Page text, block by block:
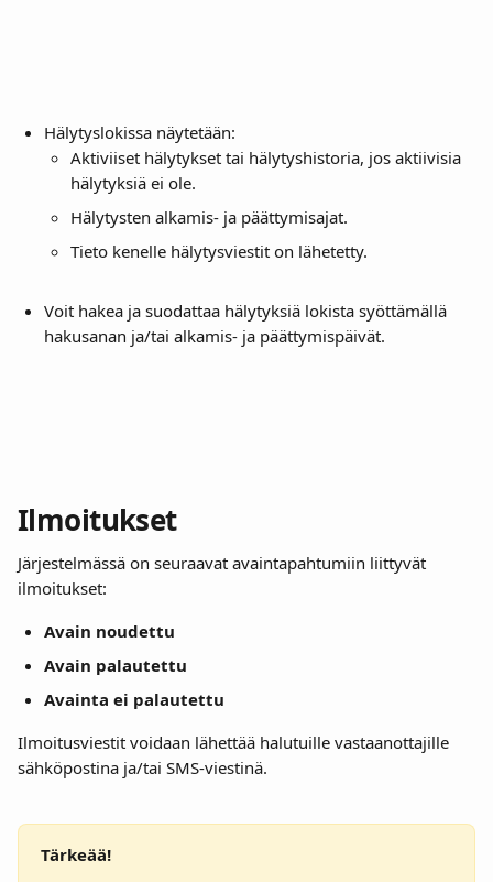
Hälytyslokissa näytetään:
Aktiviiset hälytykset tai hälytyshistoria, jos aktiivisia
hälytyksiä ei ole.
Hälytysten alkamis- ja päättymisajat.
Tieto kenelle hälytysviestit on lähetetty.
Voit hakea ja suodattaa hälytyksiä lokista syöttämällä
hakusanan ja/tai alkamis- ja päättymispäivät.
Ilmoitukset
Järjestelmässä on seuraavat avaintapahtumiin liittyvät
ilmoitukset:
Avain noudettu
Avain palautettu
Avainta ei palautettu
Ilmoitusviestit voidaan lähettää halutuille vastaanottajille
sähköpostina ja/tai SMS-viestinä.
Tärkeää!